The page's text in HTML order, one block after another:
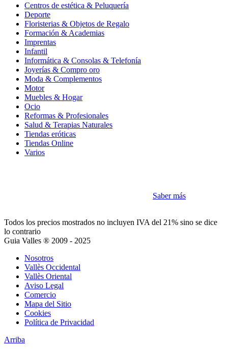
Centros de estética & Peluquería
Deporte
Floristerias & Objetos de Regalo
Formación & Academias
Imprentas
Infantil
Informática & Consolas & Telefonía
Joyerías & Compro oro
Moda & Complementos
Motor
Muebles & Hogar
Ocio
Reformas & Profesionales
Salud & Terapias Naturales
Tiendas eróticas
Tiendas Online
Varios
Saber más
Todos los precios mostrados no incluyen IVA del 21% sino se dice
lo contrario
Guia Valles ® 2009 - 2025
Nosotros
Vallès Occidental
Vallès Oriental
Aviso Legal
Comercio
Mapa del Sitio
Cookies
Política de Privacidad
Arriba